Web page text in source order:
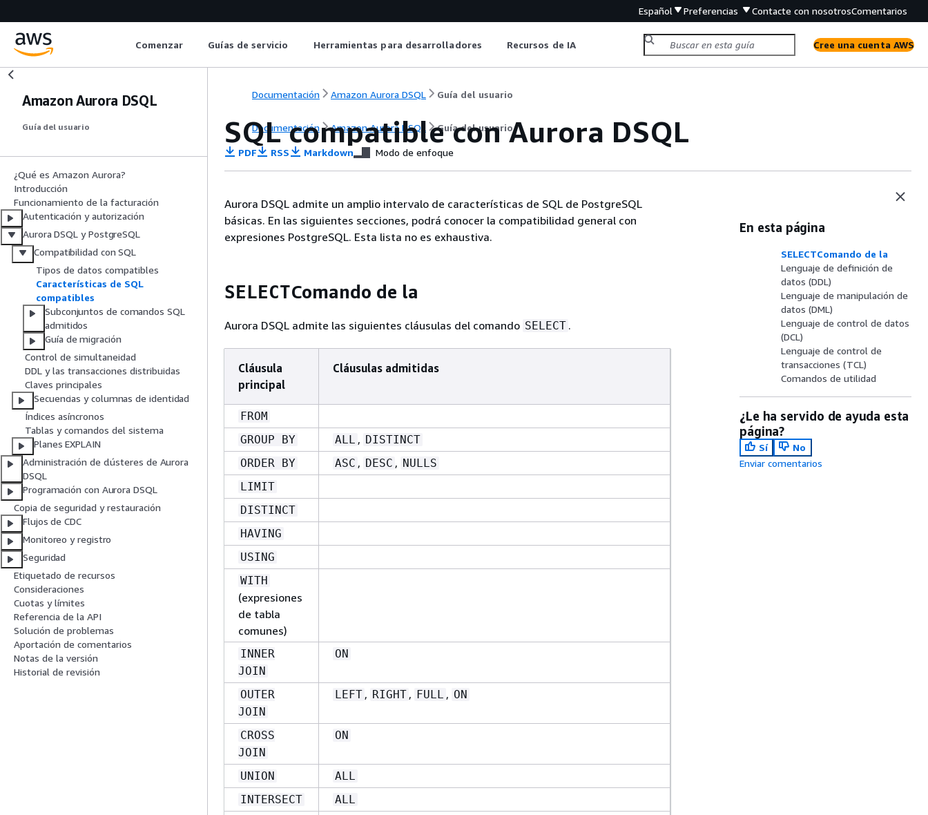
Español Preferencias Contacte con nosotrosComentarios
Comenzar Guías de servicio Herramientas para desarrolladores Recursos de IA Cree una cuenta AWS
Amazon Aurora DSQL
Guía del usuario
¿Qué es Amazon Aurora?
Introducción
Funcionamiento de la facturación
Autenticación y autorización
Aurora DSQL y PostgreSQL
Compatibilidad con SQL
Tipos de datos compatibles
Características de SQL
compatibles
Subconjuntos de comandos SQL
admitidos
Guía de migración
Control de simultaneidad
DDL y las transacciones distribuidas
Claves principales
Secuencias y columnas de identidad
Índices asíncronos
Tablas y comandos del sistema
Planes EXPLAIN
Administración de clústeres de Aurora
DSQL
Programación con Aurora DSQL
Copia de seguridad y restauración
Flujos de CDC
Monitoreo y registro
Seguridad
Etiquetado de recursos
Consideraciones
Cuotas y límites
Referencia de la API
Solución de problemas
Aportación de comentarios
Notas de la versión
Historial de revisión
Documentación Amazon Aurora DSQL Guía del usuario
Documentación Amazon Aurora DSQL Guía del usuario
SQL compatible con Aurora DSQL
PDF RSS Markdown Modo de enfoque
Aurora DSQL admite un amplio intervalo de características de SQL de PostgreSQL
básicas. En las siguientes secciones, podrá conocer la compatibilidad general con
expresiones PostgreSQL. Esta lista no es exhaustiva.
SELECTComando de la
Aurora DSQL admite las siguientes cláusulas del comando SELECT .
Cláusula
principal
Cláusulas admitidas
FROM
GROUP BY
ALL , DISTINCT
ORDER BY
ASC , DESC , NULLS
LIMIT
DISTINCT
HAVING
USING
WITH
(expresiones
de tabla
comunes)
INNER
JOIN
ON
OUTER
JOIN
LEFT , RIGHT , FULL , ON
CROSS
JOIN
ON
UNION
ALL
INTERSECT
ALL
En esta página
SELECTComando de la
Lenguaje de definición de
datos (DDL)
Lenguaje de manipulación de
datos (DML)
Lenguaje de control de datos
(DCL)
Lenguaje de control de
transacciones (TCL)
Comandos de utilidad
¿Le ha servido de ayuda esta
página?
Sí
No
Enviar comentarios